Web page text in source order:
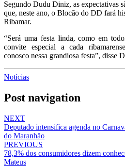
Segundo Dudu Diniz, as expectativas
que, neste ano, o Blocão do DD fará
Ribamar.
“Será uma festa linda, como em
convite especial a cada
conosco nessa grandiosa festa”, disse
Notícias
Post navigation
NEXT
Deputado intensifica agenda no
do Maranhão
PREVIOUS
78,3% dos consumidores dizem
Mateus